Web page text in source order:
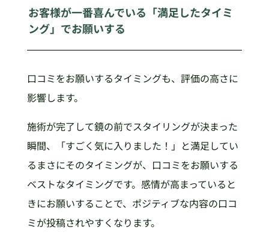
お客様が一番喜んでいる「満足したタイミ
ング」でお願いする
口コミをお願いするタイミングも、評価の高さに
影響します。
施術が完了して鏡の前でスタイリングが決まった
瞬間、「すごく気に入りました！」と満足してい
るまさにそのタイミングが、口コミをお願いする
ベストなタイミングです。感情が高まっていると
きにお願いすることで、ポジティブな内容の口コ
ミが投稿されやすくなります。